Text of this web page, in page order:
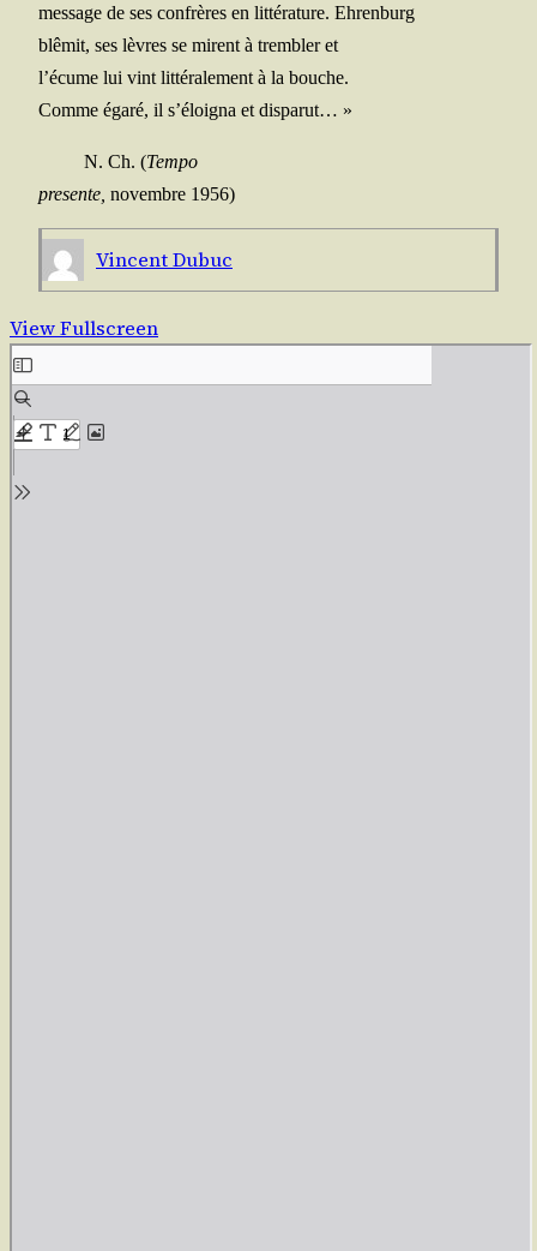
mes­sage de ses confrères en lit­té­ra­ture. Ehrenburg
blê­mit, ses lèvres se mirent à trem­bler et
l’écume lui vint lit­té­ra­le­ment à la bouche.
Comme éga­ré, il s’éloigna et disparut… »
N. Ch. (Tem­po
pre­sente, novembre 1956)
Vincent Dubuc
View Fullscreen